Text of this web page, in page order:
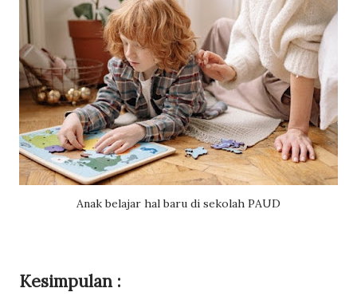
Anak belajar hal baru di sekolah PAUD
Kesimpulan :